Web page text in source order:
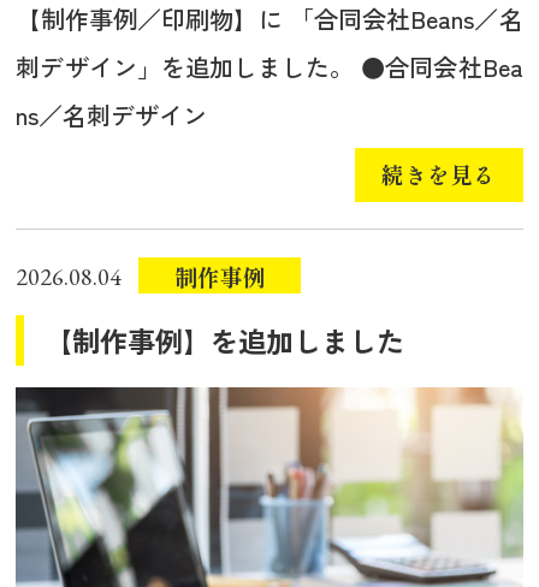
【制作事例／印刷物】に 「合同会社Beans／名
刺デザイン」を追加しました。 ●合同会社Bea
ns／名刺デザイン
続きを見る
2026.08.04 制作事例
【制作事例】を追加しました